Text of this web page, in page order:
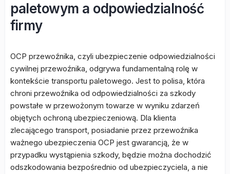
paletowym a odpowiedzialność
firmy
OCP przewoźnika, czyli ubezpieczenie odpowiedzialności
cywilnej przewoźnika, odgrywa fundamentalną rolę w
kontekście transportu paletowego. Jest to polisa, która
chroni przewoźnika od odpowiedzialności za szkody
powstałe w przewożonym towarze w wyniku zdarzeń
objętych ochroną ubezpieczeniową. Dla klienta
zlecającego transport, posiadanie przez przewoźnika
ważnego ubezpieczenia OCP jest gwarancją, że w
przypadku wystąpienia szkody, będzie można dochodzić
odszkodowania bezpośrednio od ubezpieczyciela, a nie